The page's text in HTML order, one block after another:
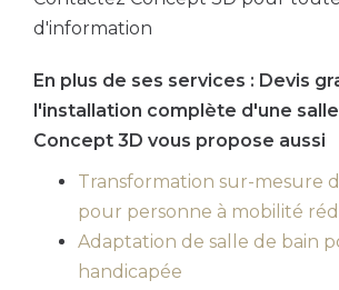
d'information
En plus de ses services : Devis
l'installation complète d'une
Concept 3D vous propose aussi
Transformation sur-mesure
pour personne à mobilité
Adaptation de salle de bain
handicapée